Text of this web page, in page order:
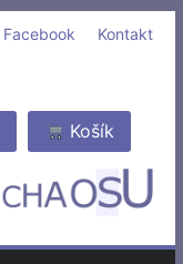
Kontakt
Facebook
Košík